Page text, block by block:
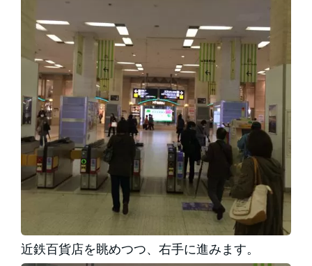
近鉄百貨店を眺めつつ、右手に進みます。